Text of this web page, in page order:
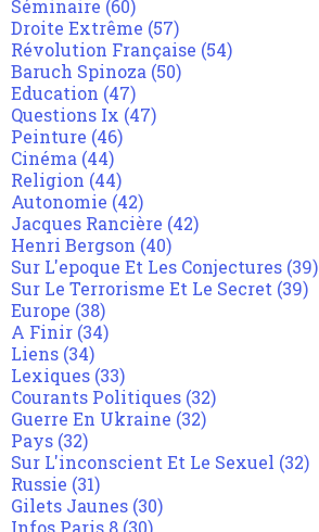
Séminaire (60)
Droite Extrême (57)
Révolution Française (54)
Baruch Spinoza (50)
Education (47)
Questions Ix (47)
Peinture (46)
Cinéma (44)
Religion (44)
Autonomie (42)
Jacques Rancière (42)
Henri Bergson (40)
Sur L'epoque Et Les Conjectures (39)
Sur Le Terrorisme Et Le Secret (39)
Europe (38)
A Finir (34)
Liens (34)
Lexiques (33)
Courants Politiques (32)
Guerre En Ukraine (32)
Pays (32)
Sur L'inconscient Et Le Sexuel (32)
Russie (31)
Gilets Jaunes (30)